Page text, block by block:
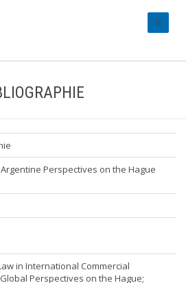
Perspectives on the Hague
in International Commercial
Perspectives on the Hague;